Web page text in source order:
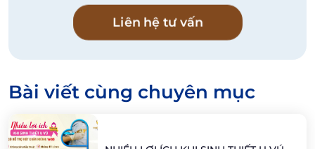
Liên hệ tư vấn
Bài viết cùng chuyên mục